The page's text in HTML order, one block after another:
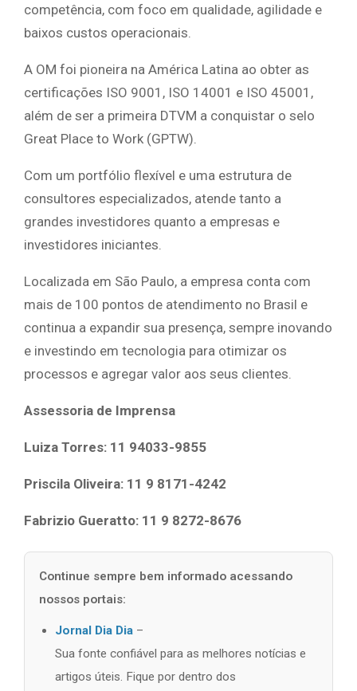
competência, com foco em qualidade, agilidade e
baixos custos operacionais.
A OM foi pioneira na América Latina ao obter as
certificações ISO 9001, ISO 14001 e ISO 45001,
além de ser a primeira DTVM a conquistar o selo
Great Place to Work (GPTW).
Com um portfólio flexível e uma estrutura de
consultores especializados, atende tanto a
grandes investidores quanto a empresas e
investidores iniciantes.
Localizada em São Paulo, a empresa conta com
mais de 100 pontos de atendimento no Brasil e
continua a expandir sua presença, sempre inovando
e investindo em tecnologia para otimizar os
processos e agregar valor aos seus clientes.
Assessoria de Imprensa
Luiza Torres: 11 94033-9855
Priscila Oliveira: 11 9 8171-4242
Fabrizio Gueratto: 11 9 8272-8676
Continue sempre bem informado acessando
nossos portais:
Jornal Dia Dia –
Sua fonte confiável para as melhores notícias e
artigos úteis. Fique por dentro dos